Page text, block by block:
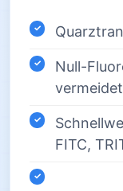
Null-
FITC,